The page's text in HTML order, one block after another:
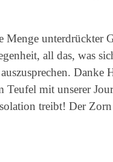
Menge unterdrückter
all das, was
Danke
Teufel mit unserer
treibt! Der Zorn